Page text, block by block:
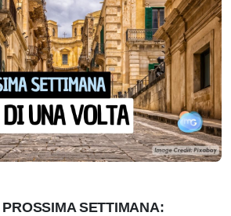
SETTIMANA: